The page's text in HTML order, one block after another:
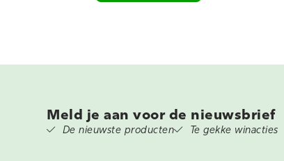
Meld je aan voor de nieuwsbrief
De nieuwste producten Te gekke winacties